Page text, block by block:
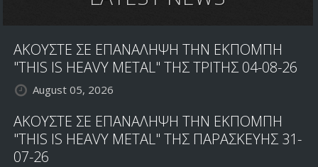
ΑΚΟΥΣΤΕ ΣΕ ΕΠΑΝΑΛΗΨΗ ΤΗΝ ΕΚΠΟΜΠΗ
"THIS IS HEAVY METAL" ΤΗΣ ΤΡΙΤΗΣ 04-08-26
August 05, 2026
ΑΚΟΥΣΤΕ ΣΕ ΕΠΑΝΑΛΗΨΗ ΤΗΝ ΕΚΠΟΜΠΗ
"THIS IS HEAVY METAL" ΤΗΣ ΠΑΡΑΣΚΕΥΗΣ 31-
07-26